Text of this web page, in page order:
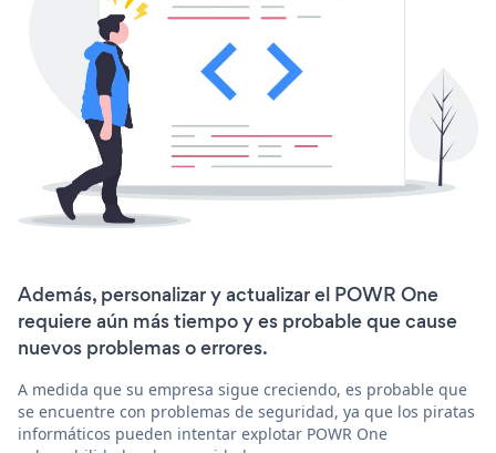
Además, personalizar y actualizar el POWR One
requiere aún más tiempo y es probable que cause
nuevos problemas o errores.
A medida que su empresa sigue creciendo, es probable que
se encuentre con problemas de seguridad, ya que los piratas
informáticos pueden intentar explotar POWR One